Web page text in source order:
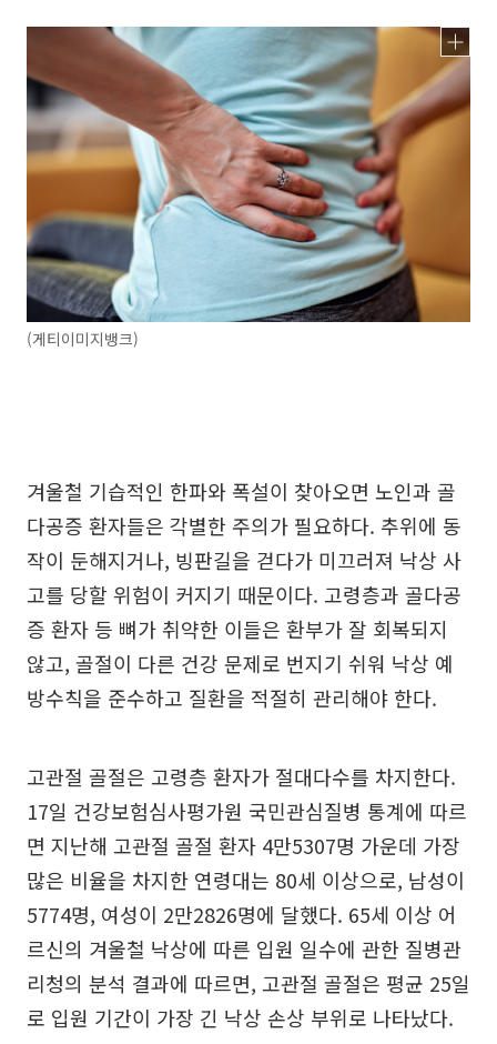
(게티이미지뱅크)
겨울철 기습적인 한파와 폭설이 찾아오면 노인과 골
다공증 환자들은 각별한 주의가 필요하다. 추위에 동
작이 둔해지거나, 빙판길을 걷다가 미끄러져 낙상 사
고를 당할 위험이 커지기 때문이다. 고령층과 골다공
증 환자 등 뼈가 취약한 이들은 환부가 잘 회복되지
않고, 골절이 다른 건강 문제로 번지기 쉬워 낙상 예
방수칙을 준수하고 질환을 적절히 관리해야 한다.
고관절 골절은 고령층 환자가 절대다수를 차지한다.
17일 건강보험심사평가원 국민관심질병 통계에 따르
면 지난해 고관절 골절 환자 4만5307명 가운데 가장
많은 비율을 차지한 연령대는 80세 이상으로, 남성이
5774명, 여성이 2만2826명에 달했다. 65세 이상 어
르신의 겨울철 낙상에 따른 입원 일수에 관한 질병관
리청의 분석 결과에 따르면, 고관절 골절은 평균 25일
로 입원 기간이 가장 긴 낙상 손상 부위로 나타났다.